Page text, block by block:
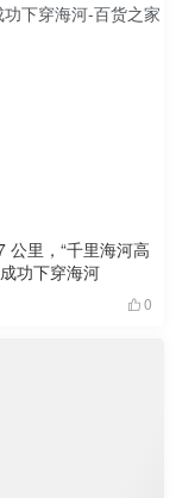
公里，“千里海河高
功下穿海河
0